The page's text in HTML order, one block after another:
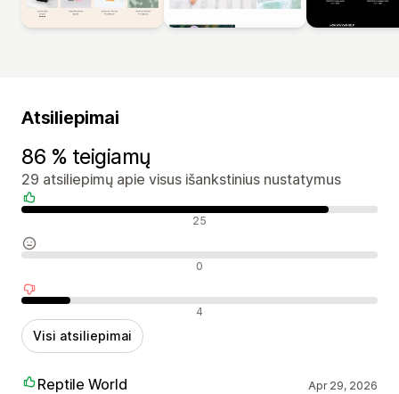
Atsiliepimai
86 % teigiamų
29 atsiliepimų apie visus išankstinius nustatymus
Teigiami atsiliepimai 25
Neutralūs atsiliepimai 0
Neigiami atsiliepimai 4
Visi atsiliepimai
Reptile World Apr 29, 2026